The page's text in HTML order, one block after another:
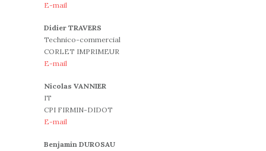
E-mail
Didier TRAVERS
Technico-commercial
CORLET IMPRIMEUR
E-mail
Nicolas VANNIER
IT
CPI FIRMIN-DIDOT
E-mail
Benjamin DUROSAU